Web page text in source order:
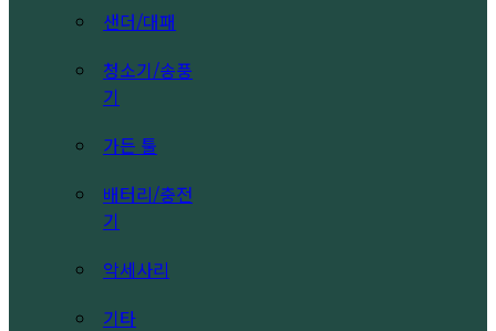
샌더/대패
청소기/송풍
기
가든 툴
배터리/충전
기
악세사리
기타